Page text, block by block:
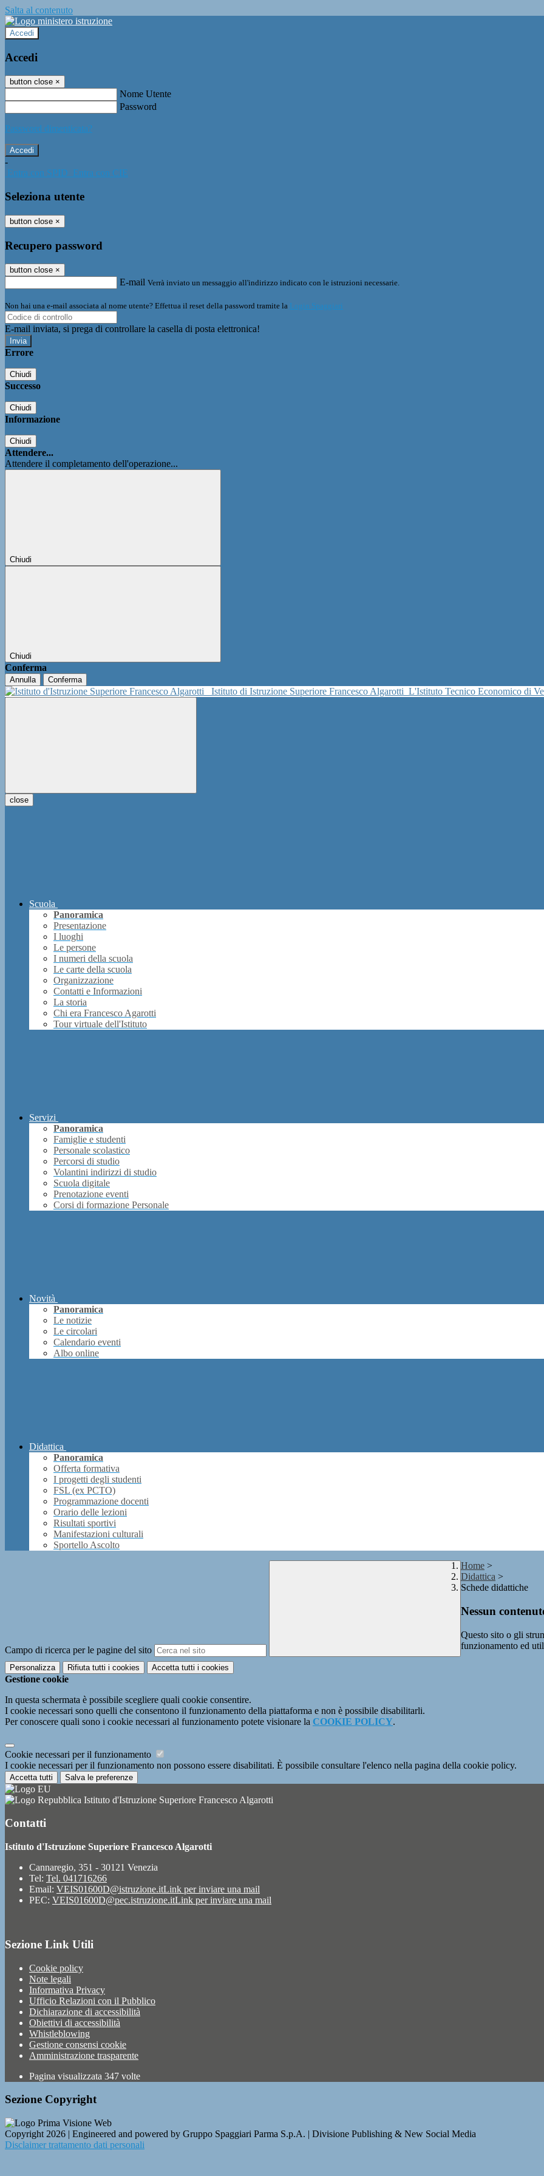
Salta al contenuto
Accedi
Accedi
button close ×
Nome Utente
Password
Password dimenticata?
-
Entra con SPID Entra con CIE
Seleziona utente
button close ×
Recupero password
button close ×
E-mail Verrà inviato un messaggio all'indirizzo indicato con le istruzioni necessarie.
Non hai una e-mail associata al nome utente? Effettua il reset della password tramite la Login Spaggiari
E-mail inviata, si prega di controllare la casella di posta elettronica!
Errore
Chiudi
Successo
Chiudi
Informazione
Chiudi
Attendere...
Attendere il completamento dell'operazione...
Chiudi
Chiudi
Conferma
Annulla Conferma
Istituto di Istruzione Superiore Francesco Algarotti L'Istituto Tecnico Economico di
close
Scuola
Panoramica
Presentazione
I luoghi
Le persone
I numeri della scuola
Le carte della scuola
Organizzazione
Contatti e Informazioni
La storia
Chi era Francesco Agarotti
Tour virtuale dell'Istituto
Servizi
Panoramica
Famiglie e studenti
Personale scolastico
Percorsi di studio
Volantini indirizzi di studio
Scuola digitale
Prenotazione eventi
Corsi di formazione Personale
Novità
Panoramica
Le notizie
Le circolari
Calendario eventi
Albo online
Didattica
Panoramica
Offerta formativa
I progetti degli studenti
FSL (ex PCTO)
Programmazione docenti
Orario delle lezioni
Risultati sportivi
Manifestazioni culturali
Sportello Ascolto
Campo di ricerca per le pagine del sito
Home >
Didattica >
Schede didattiche
Nessun
Questo sito o gli
funzionamento ed
Personalizza Rifiuta tutti i cookies Accetta tutti i cookies
Gestione cookie
In questa schermata è possibile scegliere quali cookie consentire.
I cookie necessari sono quelli che consentono il funzionamento della piattaforma e non è possibile disabilitarli.
Per conoscere quali sono i cookie necessari al funzionamento potete visionare la COOKIE POLICY.
Cookie necessari per il funzionamento
I cookie necessari per il funzionamento non possono essere disabilitati. È possibile consultare l'elenco nella pagina della cookie policy.
Accetta tutti Salva le preferenze
Istituto d'Istruzione Superiore Francesco Algarotti
Contatti
Istituto d'Istruzione Superiore Francesco Algarotti
Cannaregio, 351 - 30121 Venezia
Tel: Tel. 041716266
Email: VEIS01600D@istruzione.itLink per inviare una mail
PEC: VEIS01600D@pec.istruzione.itLink per inviare una mail
Sezione Link Utili
Cookie policy
Note legali
Informativa Privacy
Ufficio Relazioni con il Pubblico
Dichiarazione di accessibilità
Obiettivi di accessibilità
Whistleblowing
Gestione consensi cookie
Amministrazione trasparente
Pagina visualizzata 347 volte
Sezione Copyright
Copyright 2026 | Engineered and powered by Gruppo Spaggiari Parma S.p.A. | Divisione Publishing & New Social Media
Disclaimer trattamento dati personali